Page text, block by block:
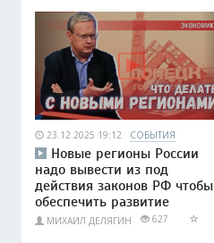
23.12.2025 19:12 СОБЫТИЯ
Новые регионы России
надо вывести из под
действия законов РФ чтобы
обеспечить развитие
МИХАИЛ ДЕЛЯГИН 627